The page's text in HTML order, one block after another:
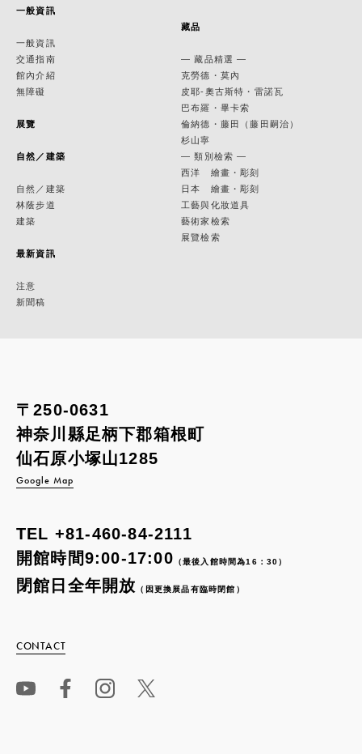
一般資訊
一般資訊
交通指南
館內介紹
無障礙
展覽
自然／建築
自然／建築
林蔭步道
建築
最新資訊
注意
新聞稿
藏品
— 藏品精選 —
克勞德・莫內
皮耶-奧古斯特・雷諾瓦
巴布羅・畢卡索
倫納德・藤田（藤田嗣治）
杉山寧
— 類別檢索 —
西洋 繪畫・彫刻
日本 繪畫・彫刻
工藝與化妝道具
藝術家檢索
展覽檢索
〒250-0631
神奈川縣足柄下郡箱根町
仙石原小塚山1285
Google Map
TEL +81-460-84-2111
開館時間9:00-17:00 （最後入館時間為16：30）
閉館日全年開放 （因更換展品有臨時閉館）
CONTACT